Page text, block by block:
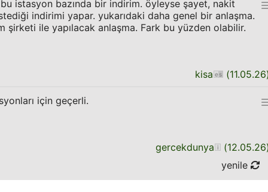
istasyon bazında bir indirim. öyleyse şayet, nakit
indirimi yapar. yukarıdaki daha genel bir anlaşma.
şirketi ile yapılacak anlaşma. Fark bu yüzden olabilir.
kisa (11.05.26
için geçerli.
gercekdunya (12.05.26
yenile